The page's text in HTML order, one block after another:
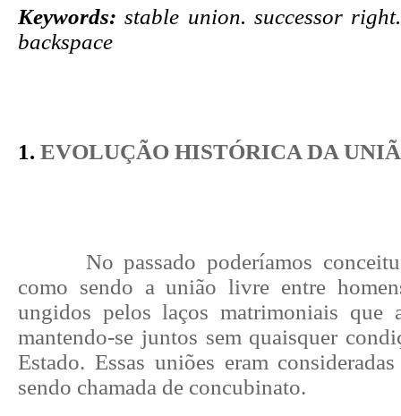
Keywords:stable union. successor
backspace
1. EVOLUÇÃO HISTÓRICA DA
No passado poderíamos
como sendo a união livre entre
ungidos pelos laços matrimoniais que
mantendo-se juntos sem quaisquer
Estado. Essas uniões eram
sendo chamada de concubinato.